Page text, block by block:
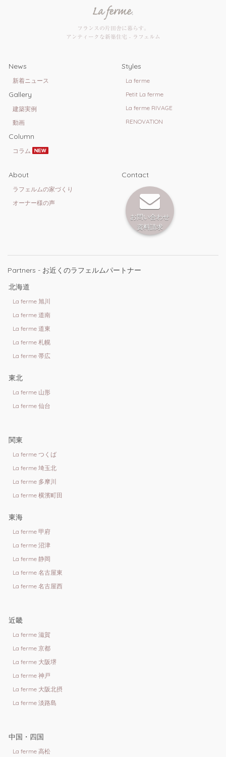
フランスの片田舎に暮らす。
アンティークな新築住宅 - ラフェルム
News
新着ニュース
Gallery
建築実例
動画
Column
コラム
Styles
La ferme
Petit La ferme
La ferme RIVAGE
RENOVATION
About
ラフェルムの家づくり
オーナー様の声
Contact
お問い合わせ
資料請求
Partners - お近くのラフェルムパートナー
北海道
La ferme 旭川
La ferme 道南
La ferme 道東
La ferme 札幌
La ferme 帯広
東北
La ferme 山形
La ferme 仙台
関東
La ferme つくば
La ferme 埼玉北
La ferme 多摩川
La ferme 横濱町田
東海
La ferme 甲府
La ferme 沼津
La ferme 静岡
La ferme 名古屋東
La ferme 名古屋西
近畿
La ferme 滋賀
La ferme 京都
La ferme 大阪堺
La ferme 神戸
La ferme 大阪北摂
La ferme 淡路島
中国・四国
La ferme 高松